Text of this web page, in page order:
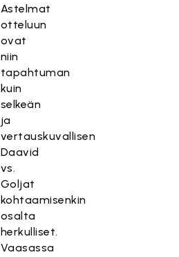
Astelmat
otteluun
ovat
niin
tapahtuman
kuin
selkeän
ja
vertauskuvallisen
Daavid
vs.
Goljat
kohtaamisenkin
osalta
herkulliset.
Vaasassa